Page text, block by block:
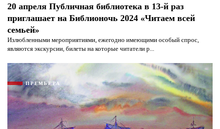
20 апреля Публичная библиотека в 13-й раз
приглашает на Библионочь 2024 «Читаем всей
семьей»
Излюбленными мероприятиями, ежегодно имеющими особый спрос,
являются экскурсии, билеты на которые читатели р...
ПРЕМЬЕРА